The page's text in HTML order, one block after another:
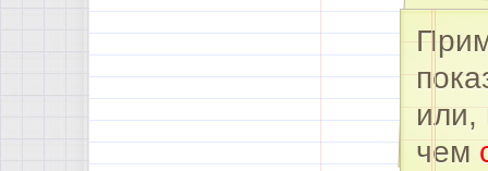
или,
чем